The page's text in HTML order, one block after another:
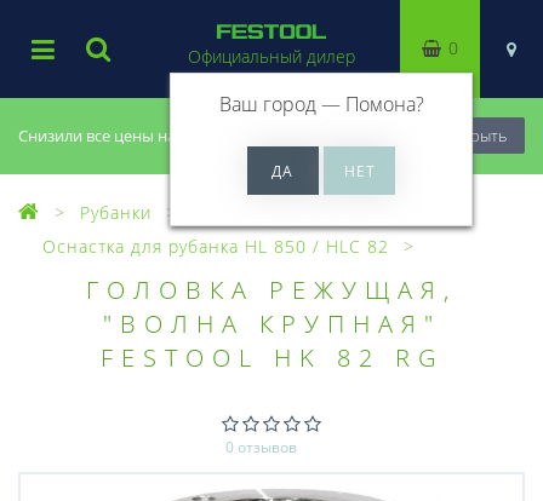
Снизили все цены на 20%, успей купить! Закрыть
Официальный дилер
Ваш город — Помона?
0
Рубанки
Оснастка для рубанка HL 850 / HLC 82
ГОЛОВКА РЕЖУЩАЯ,
"ВОЛНА КРУПНАЯ"
FESTOOL HK 82 RG
0 отзывов